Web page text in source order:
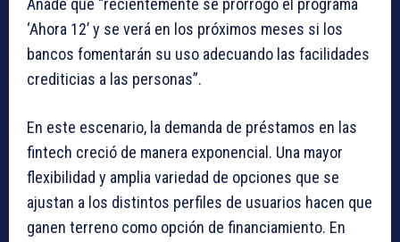
Añade que “recientemente se prorrogó el programa
‘Ahora 12’ y se verá en los próximos meses si los
bancos fomentarán su uso adecuando las facilidades
crediticias a las personas”.
En este escenario, la demanda de préstamos en las
fintech creció de manera exponencial. Una mayor
flexibilidad y amplia variedad de opciones que se
ajustan a los distintos perfiles de usuarios hacen que
ganen terreno como opción de financiamiento. En